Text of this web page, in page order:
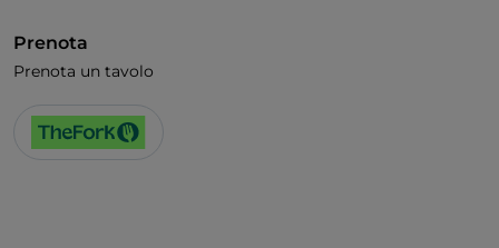
Prenota
Prenota un tavolo